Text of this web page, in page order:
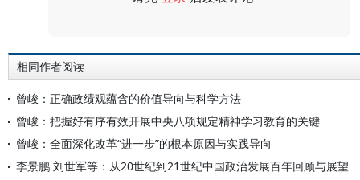
相同作者阅读
曾峻：正确政绩观蕴含的价值导向与科学方法
曾峻：把握好有序有效开展中央八项规定精神学习教育的关键
曾峻：全面深化改革“进一步”的根本原因与实践导向
李景鹏 刘世军等：从20世纪到21世纪中国政治发展百年回顾与展望